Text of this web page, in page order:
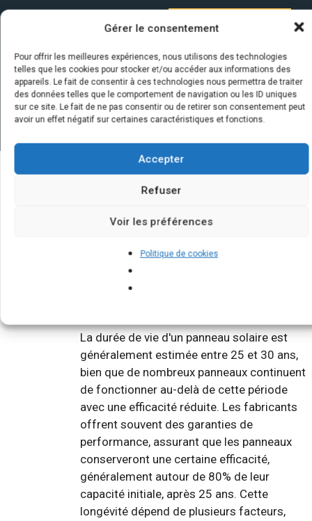
Gérer le consentement
Pour offrir les meilleures expériences, nous utilisons des technologies
telles que les cookies pour stocker et/ou accéder aux informations des
appareils. Le fait de consentir à ces technologies nous permettra de traiter
des données telles que le comportement de navigation ou les ID uniques
sur ce site. Le fait de ne pas consentir ou de retirer son consentement peut
avoir un effet négatif sur certaines caractéristiques et fonctions.
Accepter
Refuser
Voir les préférences
Politique de cookies
Quelques infos sur nos centrales
solaires : questions et réponses
La durée de vie d'un panneau solaire est
généralement estimée entre 25 et 30 ans,
bien que de nombreux panneaux continuent
de fonctionner au-delà de cette période
avec une efficacité réduite. Les fabricants
offrent souvent des garanties de
performance, assurant que les panneaux
conserveront une certaine efficacité,
généralement autour de 80% de leur
capacité initiale, après 25 ans. Cette
longévité dépend de plusieurs facteurs,